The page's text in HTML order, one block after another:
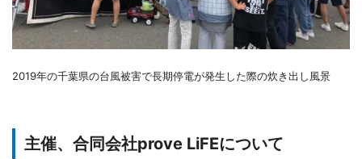
2019年の千葉県の台風被害で長期停電が発生した際の炊き出し風景
主催、合同会社prove LiFEについて